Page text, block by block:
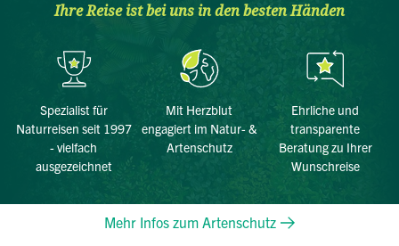
Ihre Reise ist bei uns in den besten Händen
Spezialist für
Naturreisen seit 1997
- vielfach
ausgezeichnet
Mit Herzblut
engagiert im Natur- &
Artenschutz
Ehrliche und
transparente
Beratung zu Ihrer
Wunschreise
Mehr Infos zum Artenschutz